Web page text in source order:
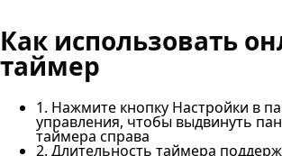
Как использовать
таймер
1. Нажмите кнопку Настройки в
управления, чтобы выдвинуть
таймера справа
2. Длительность таймера